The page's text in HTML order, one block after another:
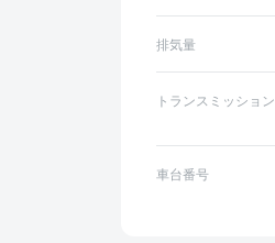
排気量
トランスミッション
車台番号